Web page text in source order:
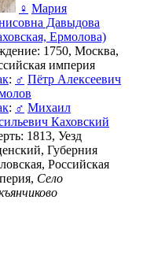
♀ Мария
Давыдова
Ермолова)
1750, Москва,
империя
: ♂ Пётр Алексеевич
: ♂ Михаил
Каховский
1813, Уезд
Губерния
Российская
Село